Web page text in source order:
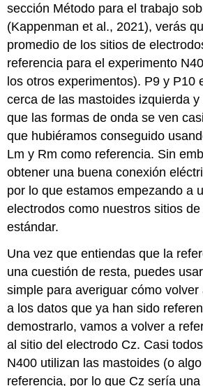
sección Método para el trabajo
(Kappenman et al., 2021), verás
promedio de los sitios de
referencia para el experimento
los otros experimentos). P9 y P10
cerca de las mastoides izquierda
que las formas de onda se ven
que hubiéramos conseguido
Lm y Rm como referencia. Sin
obtener una buena conexión
por lo que estamos empezando a
electrodos como nuestros sitios
estándar.
Una vez que entiendas que la
una cuestión de resta, puedes
simple para averiguar cómo
a los datos que ya han sido
demostrarlo, vamos a volver a
al sitio del electrodo Cz. Casi
N400 utilizan las mastoides (o
referencia, por lo que Cz sería una